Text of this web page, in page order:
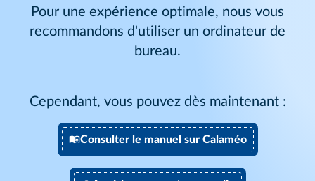
Pour une expérience optimale, nous vous
recommandons d'utiliser un ordinateur de
bureau.
Cependant, vous pouvez dès maintenant :
Consulter le manuel sur Calaméo